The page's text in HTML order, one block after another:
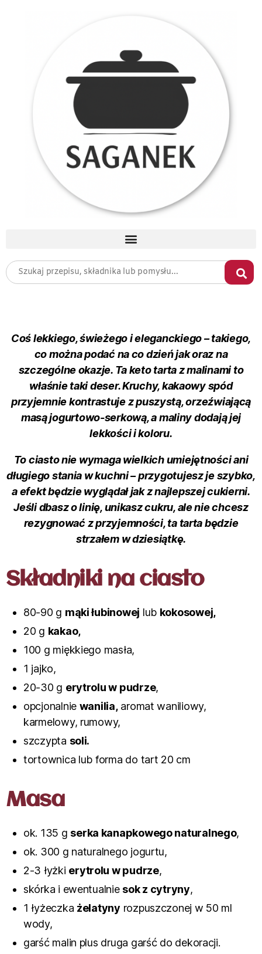
Coś lekkiego, świeżego i eleganckiego – takiego,
co można podać na co dzień jak oraz na
szczególne okazje. Ta keto tarta z malinami to
właśnie taki deser. Kruchy, kakaowy spód
przyjemnie kontrastuje z puszystą, orzeźwiającą
masą jogurtowo-serkową, a maliny dodają jej
lekkości i koloru.
To ciasto nie wymaga wielkich umiejętności ani
długiego stania w kuchni – przygotujesz je szybko,
a efekt będzie wyglądał jak z najlepszej cukierni.
Jeśli dbasz o linię, unikasz cukru, ale nie chcesz
rezygnować z przyjemności, ta tarta będzie
strzałem w dziesiątkę.
Składniki na ciasto
80-90 g mąki łubinowej lub kokosowej,
20 g kakao,
100 g miękkiego masła,
1 jajko,
20-30 g erytrolu w pudrze,
opcjonalnie wanilia,aromat waniliowy,
karmelowy, rumowy,
szczypta soli.
tortownica lub forma do tart 20 cm
Masa
ok. 135 g serka kanapkowego naturalnego,
ok. 300 g naturalnego jogurtu,
2-3 łyżki erytrolu w pudrze,
skórka i ewentualnie sok z cytryny,
1 łyżeczka żelatyny rozpuszczonej w 50 ml
wody,
garść malin plus druga garść do dekoracji.